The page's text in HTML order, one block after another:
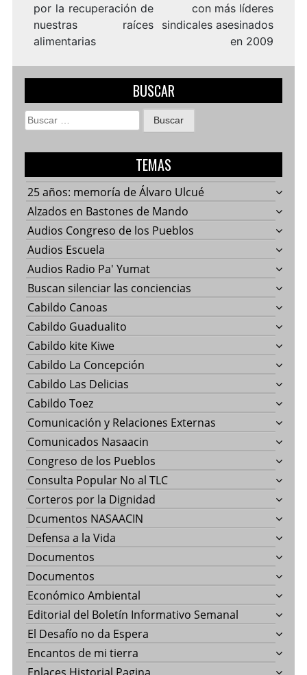
por la recuperación de
nuestras raíces
alimentarias
con más líderes
sindicales asesinados
en 2009
BUSCAR
Buscar:
TEMAS
25 años: memoría de Álvaro Ulcué
Alzados en Bastones de Mando
Audios Congreso de los Pueblos
Audios Escuela
Audios Radio Pa' Yumat
Buscan silenciar las conciencias
Cabildo Canoas
Cabildo Guadualito
Cabildo kite Kiwe
Cabildo La Concepción
Cabildo Las Delicias
Cabildo Toez
Comunicación y Relaciones Externas
Comunicados Nasaacin
Congreso de los Pueblos
Consulta Popular No al TLC
Corteros por la Dignidad
Dcumentos NASAACIN
Defensa a la Vida
Documentos
Documentos
Económico Ambiental
Editorial del Boletín Informativo Semanal
El Desafío no da Espera
Encantos de mi tierra